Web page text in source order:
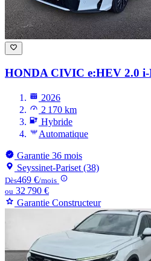
HONDA CIVIC e:HEV 2.0
2026
2 170 km
Hybride
Automatique
Garantie 36 mois
Seyssinet-Pariset (38)
Dès469 €/mois
ou 32 790 €
Garantie Constructeur